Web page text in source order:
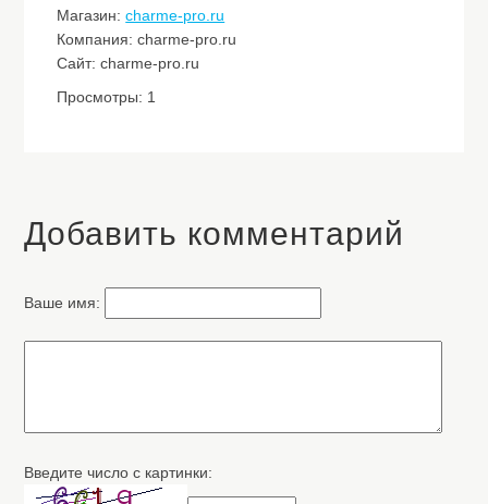
Магазин:charme-pro.ru
Компания: charme-pro.ru
Сайт: charme-pro.ru
Просмотры: 1
Добавить комментарий
Ваше имя:
Введите число с картинки: